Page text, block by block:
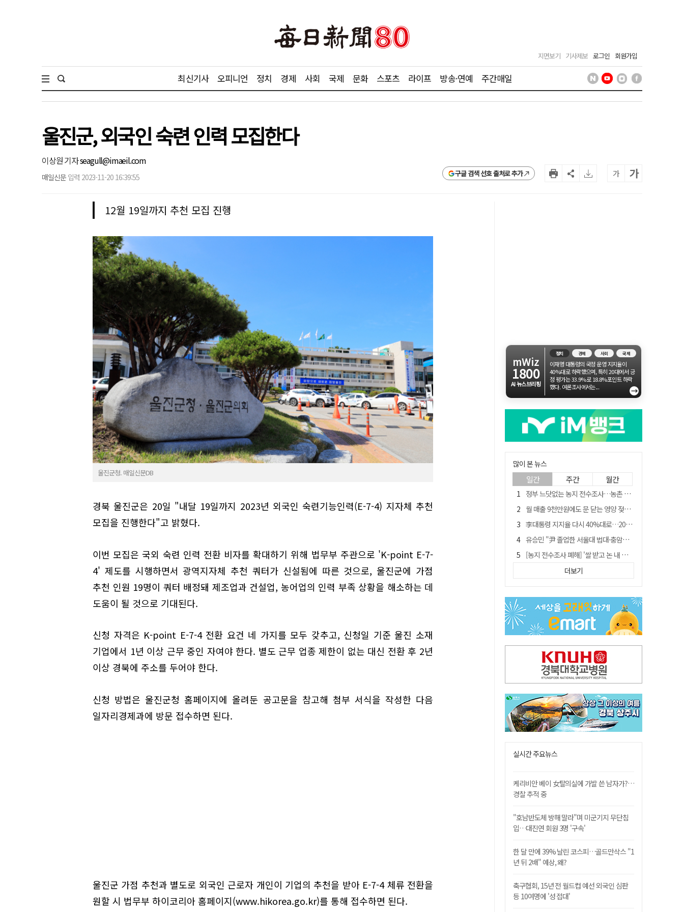
지면보기 기사제보 로그인 회원가입
최신기사 오피니언 정치 경제 사회 국제 문화 스포츠 라이프 방송·연예 주간매일
울진군, 외국인 숙련 인력 모집한다
이상원 기자seagull@imaeil.com
매일신문 입력 2023-11-20 16:39:55 구글 검색 선호 출처로 추가 가 가
12월 19일까지 추천 모집 진행
울진군청. 매일신문DB
경북 울진군은 20일 "내달 19일까지 2023년 외국인 숙련기능인력(E-7-4) 지자체 추천
모집을 진행한다"고 밝혔다.
이번 모집은 국외 숙련 인력 전환 비자를 확대하기 위해 법무부 주관으로 'K-point E-7-
4' 제도를 시행하면서 광역지자체 추천 쿼터가 신설됨에 따른 것으로, 울진군에 가점
추천 인원 19명이 쿼터 배정돼 제조업과 건설업, 농어업의 인력 부족 상황을 해소하는 데
도움이 될 것으로 기대된다.
신청 자격은 K-point E-7-4 전환 요건 네 가지를 모두 갖추고, 신청일 기준 울진 소재
기업에서 1년 이상 근무 중인 자여야 한다. 별도 근무 업종 제한이 없는 대신 전환 후 2년
이상 경북에 주소를 두어야 한다.
신청 방법은 울진군청 홈페이지에 올려둔 공고문을 참고해 첨부 서식을 작성한 다음
일자리경제과에 방문 접수하면 된다.
울진군 가점 추천과 별도로 외국인 근로자 개인이 기업의 추천을 받아 E-7-4 체류 전환을
원할 시 법무부 하이코리아 홈페이지(www.hikorea.go.kr)를 통해 접수하면 된다.
mWiz
1800
AI 뉴스브리핑
정치 경제 사회 국제
이재명 대통령의 국정 운영 지지율이
40%대로 하락했으며, 특히 20대에서 긍
정 평가는 33.9%로 18.8%포인트 하락
했다. 여론조사에서는...
→
많이 본 뉴스
일간 주간 월간
정부 느닷없는 농지 전수조사…농촌 들쑤시는 '경자유전'의 칼날
월 매출 9천만원에도 문 닫는 영양 젖소농장… "일할 사람이 없어"
李대통령 지지율 다시 40%대로…20대는 18.8%p 급락
유승민 "尹 졸업한 서울대 법대·충암고도 없애야"…李 육사 통합 직격
[농지 전수조사 폐해] '쌀 받고 논 내 준' 도지농 이제 어쩌나?
[농지 전수조사 폐해] 농지값도 흔들리나…"도지 막히면 헐값 매물 나올 수도"
국민 51.9% "李 대통령 재판 재개 필요하다"
경북 영천시, 9월부터 11월까지 반값 여행 혜택 제공
아쉬운 태클
더보기
실시간 주요뉴스
케리비안 베이 女탈의실에 가발 쓴 남자가?…
경찰 추적 중
"호남반도체 방해 말라"며 미군기지 무단침
입…대진연 회원 3명 '구속'
한 달 만에 39% 날린 코스피…골드만삭스 "1
년 뒤 2배" 예상, 왜?
축구협회, 15년 전 월드컵 예선 외국인 심판
등 10여명에 '성 접대'